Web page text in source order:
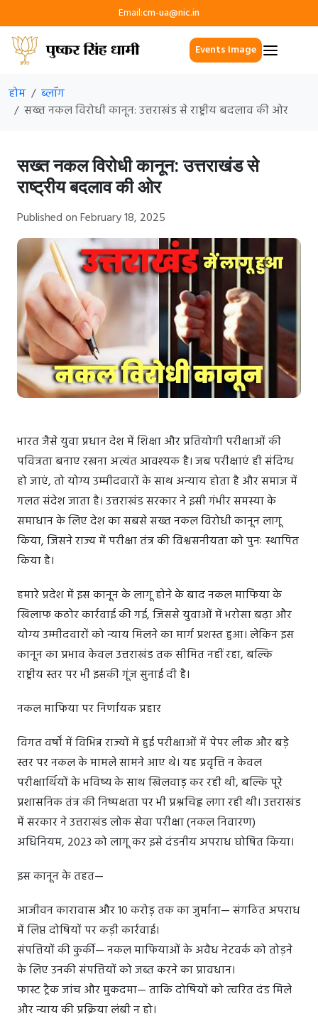
Email:cm-ua@nic.in
Events Image
होम
ब्लॉग
सख्त नकल विरोधी कानून: उत्तराखंड से राष्ट्रीय बदलाव की ओर
सख्त नकल विरोधी कानून: उत्तराखंड से
राष्ट्रीय बदलाव की ओर
Published on February 18, 2025
भारत जैसे युवा प्रधान देश में शिक्षा और प्रतियोगी परीक्षाओं की
पवित्रता बनाए रखना अत्यंत आवश्यक है। जब परीक्षाएं ही संदिग्ध
हो जाएं, तो योग्य उम्मीदवारों के साथ अन्याय होता है और समाज में
गलत संदेश जाता है। उत्तराखंड सरकार ने इसी गंभीर समस्या के
समाधान के लिए देश का सबसे सख्त नकल विरोधी कानून लागू
किया, जिसने राज्य में परीक्षा तंत्र की विश्वसनीयता को पुनः स्थापित
किया है।
हमारे प्रदेश में इस कानून के लागू होने के बाद नकल माफिया के
खिलाफ कठोर कार्रवाई की गई, जिससे युवाओं में भरोसा बढ़ा और
योग्य उम्मीदवारों को न्याय मिलने का मार्ग प्रशस्त हुआ। लेकिन इस
कानून का प्रभाव केवल उत्तराखंड तक सीमित नहीं रहा, बल्कि
राष्ट्रीय स्तर पर भी इसकी गूंज सुनाई दी है।
नकल माफिया पर निर्णायक प्रहार
विगत वर्षों में विभिन्न राज्यों में हुई परीक्षाओं में पेपर लीक और बड़े
स्तर पर नकल के मामले सामने आए थे। यह प्रवृत्ति न केवल
परीक्षार्थियों के भविष्य के साथ खिलवाड़ कर रही थी, बल्कि पूरे
प्रशासनिक तंत्र की निष्पक्षता पर भी प्रश्नचिह्न लगा रही थी। उत्तराखंड
में सरकार ने उत्तराखंड लोक सेवा परीक्षा (नकल निवारण)
अधिनियम, 2023 को लागू कर इसे दंडनीय अपराध घोषित किया।
इस कानून के तहत—
आजीवन कारावास और 10 करोड़ तक का जुर्माना— संगठित अपराध
में लिप्त दोषियों पर कड़ी कार्रवाई।
संपत्तियों की कुर्की— नकल माफियाओं के अवैध नेटवर्क को तोड़ने
के लिए उनकी संपत्तियों को जब्त करने का प्रावधान।
फास्ट ट्रैक जांच और मुकदमा— ताकि दोषियों को त्वरित दंड मिले
और न्याय की प्रक्रिया लंबी न हो।